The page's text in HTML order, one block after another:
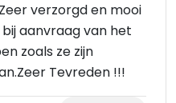
verzorgd en mooi
aanvraag van het
zoals ze zijn
Tevreden !!!